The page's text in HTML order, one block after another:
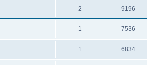
2 9196
1 7536
1 6834